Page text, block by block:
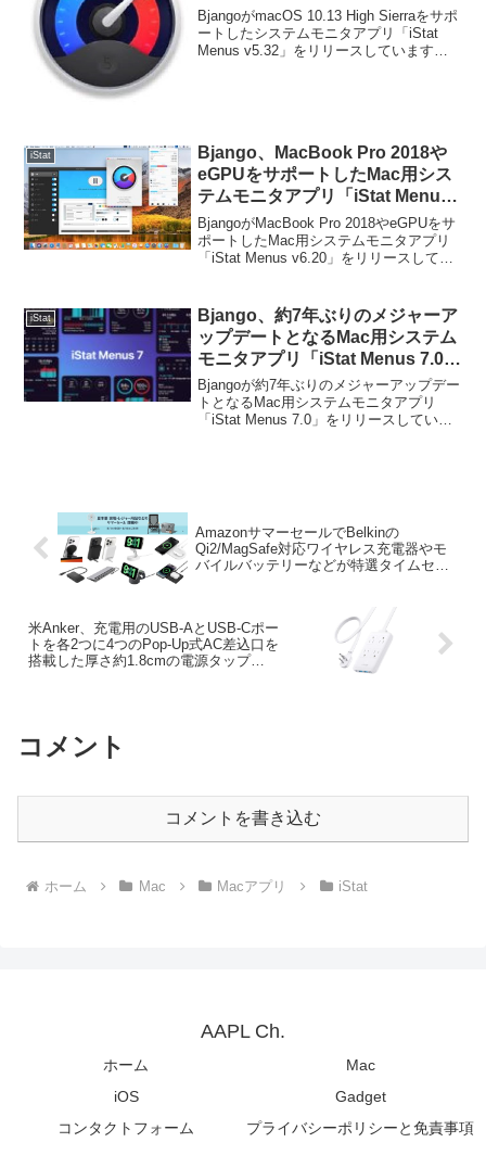
v5.32」をリリース。
BjangoがmacOS 10.13 High Sierraをサポ
ートしたシステムモニタアプリ「iStat
Menus v5.32」をリリースしています。
iStat
Bjango、MacBook Pro 2018や
eGPUをサポートしたMac用シス
テムモニタアプリ「iStat Menus
v6.2」をリリース。
BjangoがMacBook Pro 2018やeGPUをサ
ポートしたMac用システムモニタアプリ
「iStat Menus v6.20」をリリースしてい
iStat
Bjango、約7年ぶりのメジャーア
ップデートとなるMac用システム
モニタアプリ「iStat Menus 7.0」
をリリース。
Bjangoが約7年ぶりのメジャーアップデー
トとなるMac用システムモニタアプリ
「iStat Menus 7.0」をリリースしていま
AmazonサマーセールでBelkinの
Qi2/MagSafe対応ワイヤレス充電器やモ
バイルバッテリーなどが特選タイムセー
米Anker、充電用のUSB-AとUSB-Cポー
トを各2つに4つのPop-Up式AC差込口を
搭載した厚さ約1.8cmの電源タップ
コメント
コメントを書き込む
ホーム Mac Macアプリ iStat
AAPL Ch.
ホーム
Mac
iOS
Gadget
コンタクトフォーム
プライバシーポリシーと免責事項